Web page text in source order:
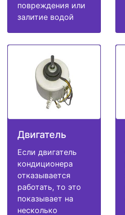
повреждения или
залитие водой
Двигатель
Если двигатель
кондиционера
отказывается
работать, то это
показывает на
несколько